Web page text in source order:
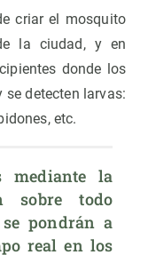
criar el mosquito
la ciudad, y en
donde los
se detecten larvas:
etc.
mediante la
sobre todo
se pondrán a
real en los